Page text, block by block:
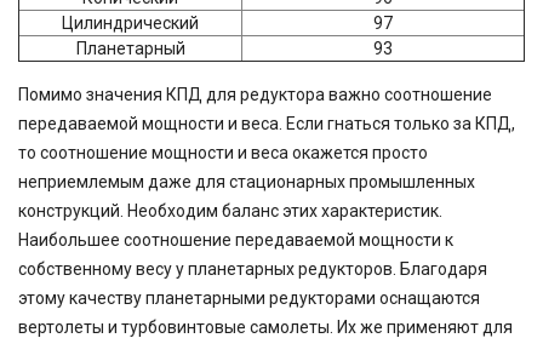
Цилиндрический
97
Планетарный
93
Помимо значения КПД для редуктора важно соотношение
передаваемой мощности и веса. Если гнаться только за КПД,
то соотношение мощности и веса окажется просто
неприемлемым даже для стационарных промышленных
конструкций. Необходим баланс этих характеристик.
Наибольшее соотношение передаваемой мощности к
собственному весу у планетарных редукторов. Благодаря
этому качеству планетарными редукторами оснащаются
вертолеты и турбовинтовые самолеты. Их же применяют для